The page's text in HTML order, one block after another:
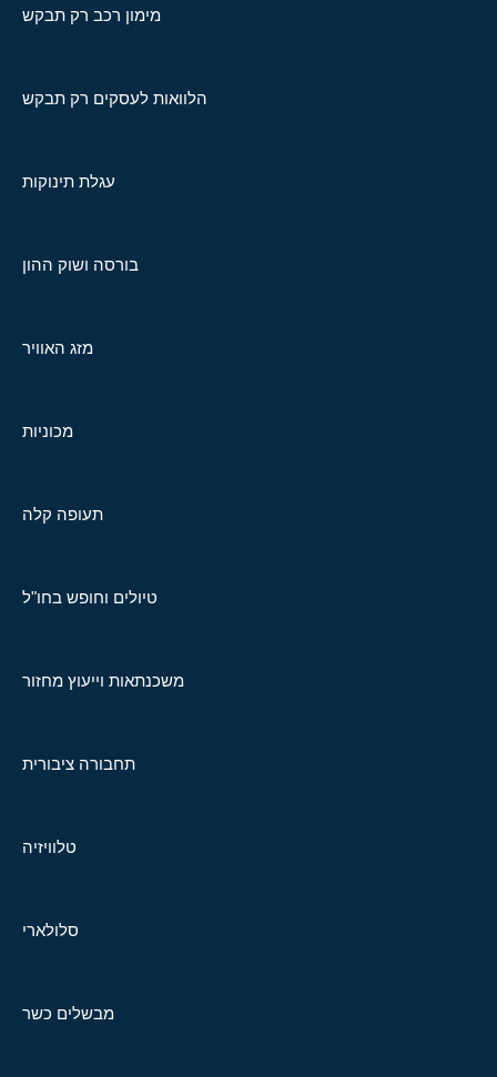
מימון רכב רק תבקש
הלוואות לעסקים רק תבקש
עגלת תינוקות
בורסה ושוק ההון
מזג האוויר
מכוניות
תעופה קלה
טיולים וחופש בחו"ל
משכנתאות וייעוץ מחזור
תחבורה ציבורית
טלוויזיה
סלולארי
מבשלים כשר